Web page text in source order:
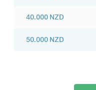
40.000 NZD
50.000 NZD